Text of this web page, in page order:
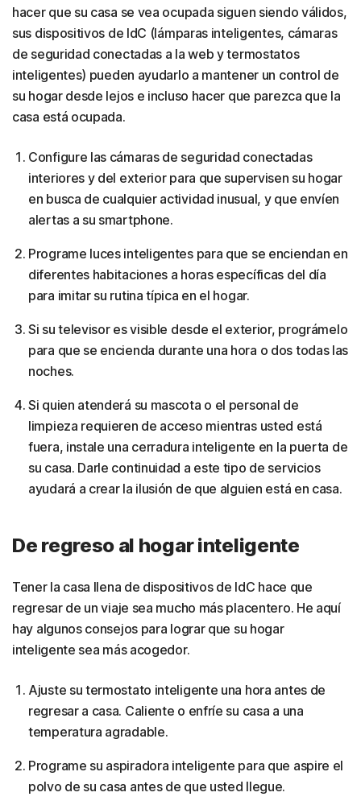
hacer que su casa se vea ocupada siguen siendo válidos,
sus dispositivos de IdC (lámparas inteligentes, cámaras
de seguridad conectadas a la web y termostatos
inteligentes) pueden ayudarlo a mantener un control de
su hogar desde lejos e incluso hacer que parezca que la
casa está ocupada.
Configure las cámaras de seguridad conectadas
interiores y del exterior para que supervisen su hogar
en busca de cualquier actividad inusual, y que envíen
alertas a su smartphone.
Programe luces inteligentes para que se enciendan en
diferentes habitaciones a horas específicas del día
para imitar su rutina típica en el hogar.
Si su televisor es visible desde el exterior, prográmelo
para que se encienda durante una hora o dos todas las
noches.
Si quien atenderá su mascota o el personal de
limpieza requieren de acceso mientras usted está
fuera, instale una cerradura inteligente en la puerta de
su casa. Darle continuidad a este tipo de servicios
ayudará a crear la ilusión de que alguien está en casa.
De regreso al hogar inteligente
Tener la casa llena de dispositivos de IdC hace que
regresar de un viaje sea mucho más placentero. He aquí
hay algunos consejos para lograr que su hogar
inteligente sea más acogedor.
Ajuste su termostato inteligente una hora antes de
regresar a casa. Caliente o enfríe su casa a una
temperatura agradable.
Programe su aspiradora inteligente para que aspire el
polvo de su casa antes de que usted llegue.